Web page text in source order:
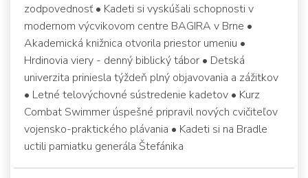
zodpovednosť • Kadeti si vyskúšali schopnosti v
modernom výcvikovom centre BAGIRA v Brne •
Akademická knižnica otvorila priestor umeniu •
Hrdinovia viery - denný biblický tábor • Detská
univerzita priniesla týždeň plný objavovania a zážitkov
• Letné telovýchovné sústredenie kadetov • Kurz
Combat Swimmer úspešné pripravil nových cvičiteľov
vojensko-praktického plávania • Kadeti si na Bradle
uctili pamiatku generála Štefánika